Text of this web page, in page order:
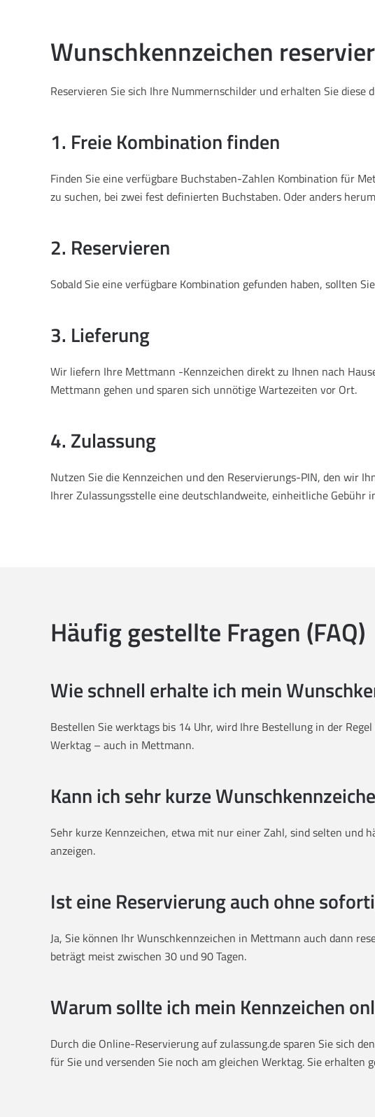
Wunschkennzeichen
Reservieren Sie sich Ihre Nummernschilder und erhalten Sie diese
1. Freie Kombination finden
Finden Sie eine verfügbare Buchstaben-Zahlen Kombination für
zu suchen, bei zwei fest definierten Buchstaben. Oder anders
2. Reservieren
Sobald Sie eine verfügbare Kombination gefunden haben, sollten
3. Lieferung
Wir liefern Ihre Mettmann -Kennzeichen direkt zu Ihnen nach
Mettmann gehen und sparen sich unnötige Wartezeiten vor Ort.
4. Zulassung
Nutzen Sie die Kennzeichen und den Reservierungs-PIN, den wir
Ihrer Zulassungsstelle eine deutschlandweite, einheitliche Gebühr
Häufig gestellte Fragen (FAQ)
Wie schnell erhalte ich mein
Bestellen Sie werktags bis 14 Uhr, wird Ihre Bestellung in der
Werktag – auch in Mettmann.
Kann ich sehr kurze
Sehr kurze Kennzeichen, etwa mit nur einer Zahl, sind selten und
anzeigen.
Ist eine Reservierung auch ohne
Ja, Sie können Ihr Wunschkennzeichen in Mettmann auch dann
beträgt meist zwischen 30 und 90 Tagen.
Warum sollte ich mein Kennzeichen
Durch die Online-Reservierung auf zulassung.de sparen Sie sich
für Sie und versenden Sie noch am gleichen Werktag. Sie